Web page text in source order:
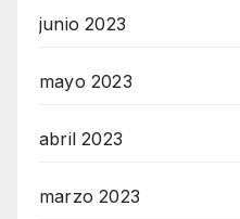
junio 2023
mayo 2023
abril 2023
marzo 2023